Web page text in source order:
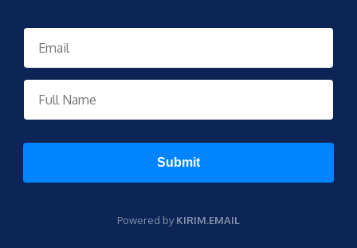
Submit
Powered byKIRIM.EMAIL